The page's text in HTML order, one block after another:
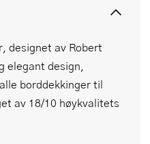
designet av Robert
elegant design,
borddekkinger til
av 18/10 høykvalitets